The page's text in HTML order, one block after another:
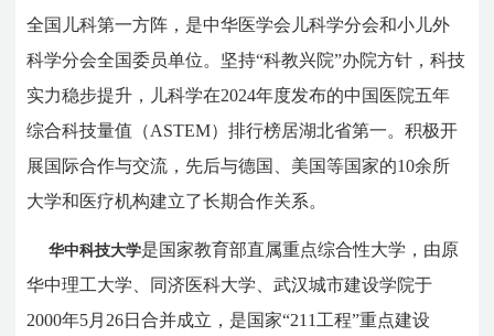
全国儿科第一方阵，是中华医学会儿科学分会和小儿外
科学分会全国委员单位。 坚持“科教兴院”办院方针，科技
实力稳步提升，儿科学在2024年度发布的中国医院五年
综合科技量值（ASTEM）排行榜居湖北省第一。积极开
展国际合作与交流，先后与德国、美国等国家的10余所
大学和医疗机构建立了长期合作关系。
华中科技大学是国家教育部直属重点综合性大学，由原
华中理工大学、同济医科大学、武汉城市建设学院于
2000年5月 26日合并成立，是国家“211 工程”重点建设